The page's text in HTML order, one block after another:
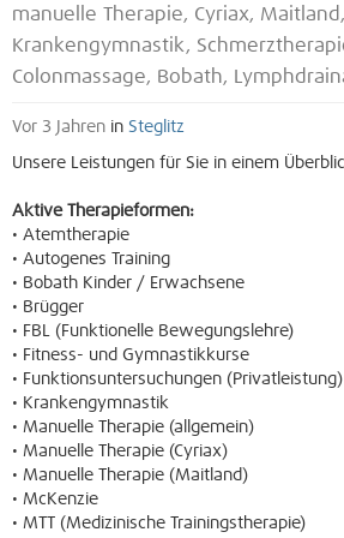
manuelle Therapie, Cyriax,
Krankengymnastik,
Colonmassage, Bobath,
Vor 3 Jahren in Steglitz
Unsere Leistungen für Sie in einem
Aktive Therapieformen:
• Atemtherapie
• Autogenes Training
• Bobath Kinder / Erwachsene
• Brügger
• FBL (Funktionelle Bewegungslehre)
• Fitness- und Gymnastikkurse
• Funktionsuntersuchungen (Privatleistung)
• Krankengymnastik
• Manuelle Therapie (allgemein)
• Manuelle Therapie (Cyriax)
• Manuelle Therapie (Maitland)
• McKenzie
• MTT (Medizinische Trainingstherapie)